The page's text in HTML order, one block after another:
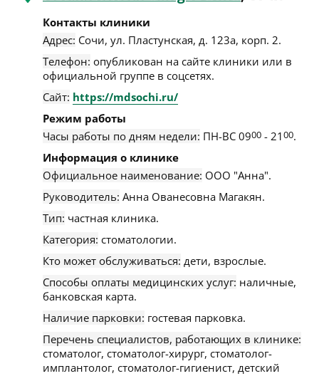
Контакты клиники
Адрес: Сочи, ул. Пластунская, д. 123а, корп. 2.
Телефон: опубликован на сайте клиники или в
официальной группе в соцсетях.
Сайт: https://mdsochi.ru/
Режим работы
Часы работы по дням недели: ПН-ВС 0900 - 2100.
Информация о клинике
Официальное наименование: ООО "Анна".
Руководитель: Анна Ованесовна Магакян.
Тип: частная клиника.
Категория: стоматологии.
Кто может обслуживаться: дети, взрослые.
Способы оплаты медицинских услуг: наличные,
банковская карта.
Наличие парковки: гостевая парковка.
Перечень специалистов, работающих в клинике:
стоматолог, стоматолог-хирург, стоматолог-
имплантолог, стоматолог-гигиенист, детский